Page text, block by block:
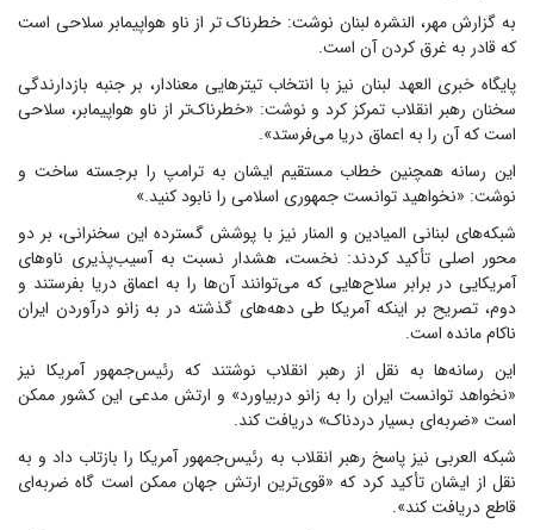
به گزارش مهر، النشره لبنان نوشت: خطرناک تر از ناو هواپیمابر سلاحی است
که قادر به غرق کردن آن است.
پایگاه خبری العهد لبنان نیز با انتخاب تیترهایی معنادار، بر جنبه بازدارندگی
سخنان رهبر انقلاب تمرکز کرد و نوشت: «خطرناک‌تر از ناو هواپیمابر، سلاحی
است که آن را به اعماق دریا می‌فرستد».
این رسانه همچنین خطاب مستقیم ایشان به ترامپ را برجسته ساخت و
نوشت: «نخواهید توانست جمهوری اسلامی را نابود کنید.»
شبکه‌های لبنانی المیادین و المنار نیز با پوشش گسترده این سخنرانی، بر دو
محور اصلی تأکید کردند: نخست، هشدار نسبت به آسیب‌پذیری ناوهای
آمریکایی در برابر سلاح‌هایی که می‌توانند آن‌ها را به اعماق دریا بفرستند و
دوم، تصریح بر اینکه آمریکا طی دهه‌های گذشته در به زانو درآوردن ایران
ناکام مانده است.
این رسانه‌ها به نقل از رهبر انقلاب نوشتند که رئیس‌جمهور آمریکا نیز
«نخواهد توانست ایران را به زانو دربیاورد» و ارتش مدعی این کشور ممکن
است «ضربه‌ای بسیار دردناک» دریافت کند.
شبکه العربی نیز پاسخ رهبر انقلاب به رئیس‌جمهور آمریکا را بازتاب داد و به
نقل از ایشان تأکید کرد که «قوی‌ترین ارتش جهان ممکن است گاه ضربه‌ای
قاطع دریافت کند».